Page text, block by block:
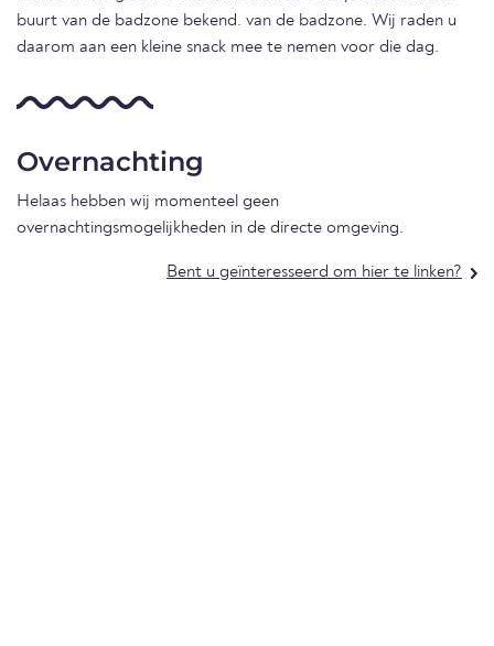
buurt van de badzone bekend. van de badzone. Wij raden u
daarom aan een kleine snack mee te nemen voor die dag.
Overnachting
Helaas hebben wij momenteel geen
overnachtingsmogelijkheden in de directe omgeving.
Bent u geïnteresseerd om hier te linken?